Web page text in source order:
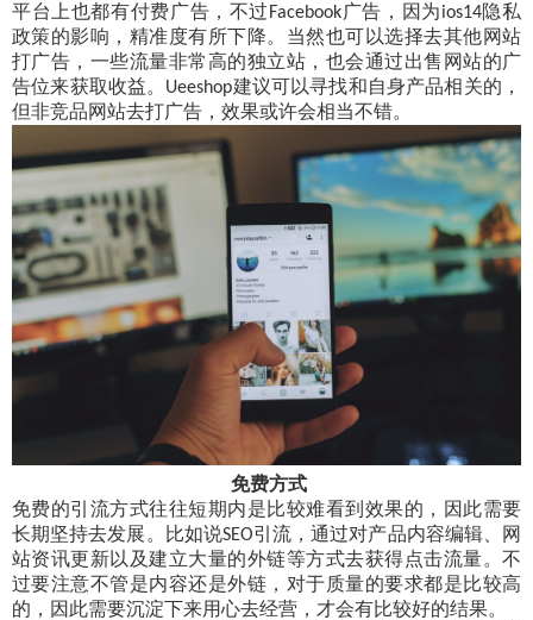
平台上也都有付费广告，不过Facebook广告，因为ios14隐私
政策的影响，精准度有所下降。当然也可以选择去其他网站
打广告，一些流量非常高的独立站，也会通过出售网站的广
告位来获取收益。 Ueeshop建议可以寻找和自身产品相关的，
但非竞品网站去打广告，效果或许会相当不错。
免费方式
免费的引流方式往往短期内是比较难看到效果的，因此需要
长期坚持去发展。比如说SEO引流，通过对产品内容编辑、网
站资讯更新以及建立大量的外链等方式去获得点击流量。不
过要注意不管是内容还是外链，对于质量的要求都是比较高
的，因此需要沉淀下来用心去经营，才会有比较好的结果。